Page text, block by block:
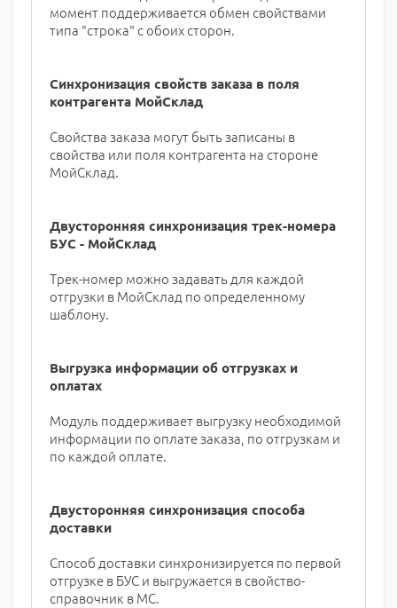
момент поддерживается обмен свойствами
типа "строка" с обоих сторон.
Синхронизация свойств заказа в поля
контрагента МойСклад
Свойства заказа могут быть записаны в
свойства или поля контрагента на стороне
МойСклад.
Двусторонняя синхронизация трек-номера
БУС - МойСклад
Трек-номер можно задавать для каждой
отгрузки в МойСклад по определенному
шаблону.
Выгрузка информации об отгрузках и
оплатах
Модуль поддерживает выгрузку необходимой
информации по оплате заказа, по отгрузкам и
по каждой оплате.
Двусторонняя синхронизация способа
доставки
Способ доставки синхронизируется по первой
отгрузке в БУС и выгружается в свойство-
справочник в МС.